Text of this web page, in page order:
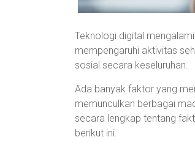
Teknologi digital
mempengaruhi aktivitas
sosial secara keseluruhan.
Ada banyak faktor yang
memunculkan berbagai
secara lengkap tentang
berikut ini.